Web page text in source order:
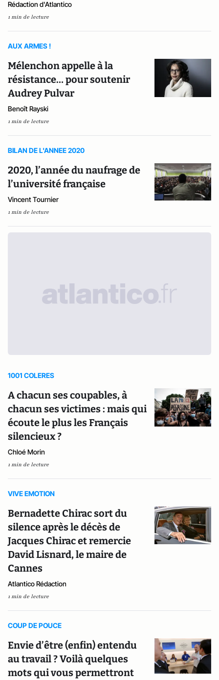
Rédaction d'Atlantico
1 min de lecture
AUX ARMES !
Mélenchon appelle à la
résistance… pour soutenir
Audrey Pulvar
Benoît Rayski
1 min de lecture
BILAN DE L'ANNEE 2020
2020, l’année du naufrage de
l’université française
Vincent Tournier
1 min de lecture
1001 COLERES
A chacun ses coupables, à
chacun ses victimes : mais qui
écoute le plus les Français
silencieux ?
Chloé Morin
1 min de lecture
VIVE EMOTION
Bernadette Chirac sort du
silence après le décès de
Jacques Chirac et remercie
David Lisnard, le maire de
Cannes
Atlantico Rédaction
1 min de lecture
COUP DE POUCE
Envie d’être (enfin) entendu
au travail ? Voilà quelques
mots qui vous permettront